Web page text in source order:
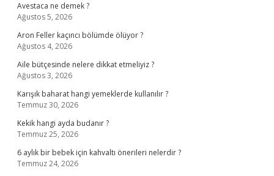
Avestaca ne demek ?
Ağustos 5, 2026
Aron Feller kaçıncı bölümde ölüyor ?
Ağustos 4, 2026
Aile bütçesinde nelere dikkat etmeliyiz ?
Ağustos 3, 2026
Karışık baharat hangi yemeklerde kullanılır ?
Temmuz 30, 2026
Kekik hangi ayda budanır ?
Temmuz 25, 2026
6 aylık bir bebek için kahvaltı önerileri nelerdir ?
Temmuz 24, 2026